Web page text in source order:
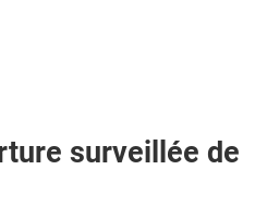
surveillée de